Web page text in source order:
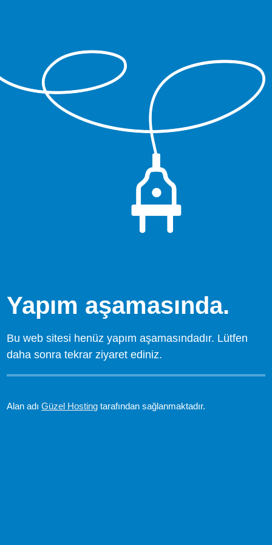
Yapım aşamasında.
Bu web sitesi henüz yapım aşamasındadır. Lütfen
daha sonra tekrar ziyaret ediniz.
Alan adıGüzel Hosting tarafından sağlanmaktadır.